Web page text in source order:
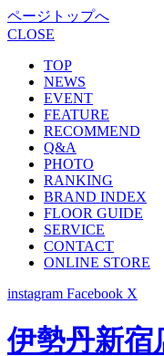
ページトップへ
CLOSE
TOP
NEWS
EVENT
FEATURE
RECOMMEND
Q&A
PHOTO
RANKING
BRAND INDEX
FLOOR GUIDE
SERVICE
CONTACT
ONLINE STORE
instagram Facebook X
伊勢丹新宿